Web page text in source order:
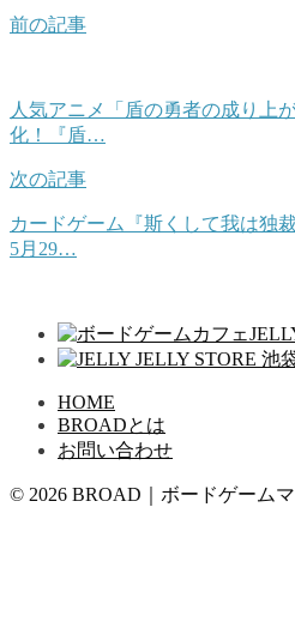
前の記事
人気アニメ「盾の勇者の成り上
化！『盾…
次の記事
カードゲーム『斯くして我は独
5月29…
HOME
BROADとは
お問い合わせ
© 2026 BROAD｜ボードゲーム